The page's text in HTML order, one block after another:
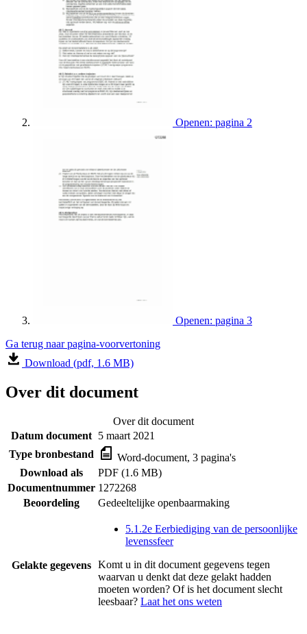
Openen: pagina 2
Openen: pagina 3
Ga terug naar pagina-voorvertoning
Download (pdf, 1.6 MB)
Over dit document
Over dit document
Datum document 5 maart 2021
Type bronbestand
Word-document, 3 pagina's
Download als
PDF (1.6 MB)
Documentnummer 1272268
Beoordeling
Gedeeltelijke openbaarmaking
Gelakte gegevens
5.1.2e Eerbiediging van de persoonlijke
levenssfeer
Komt u in dit document gegevens tegen
waarvan u denkt dat deze gelakt hadden
moeten worden? Of is het document slecht
leesbaar? Laat het ons weten